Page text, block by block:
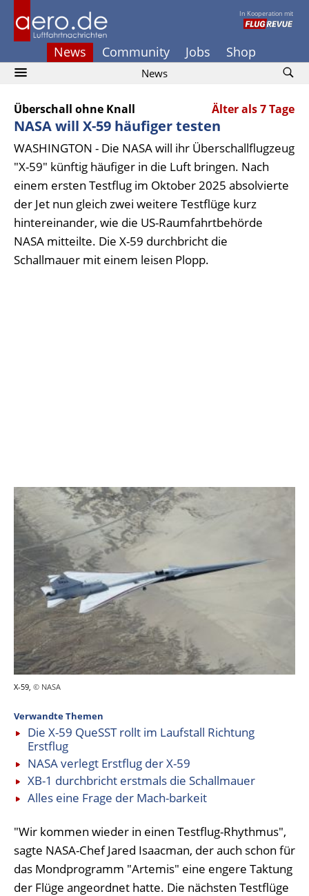
In Kooperation mit
News Community Jobs Shop
News
Überschall ohne Knall Älter als 7 Tage
NASA will X-59 häufiger testen
WASHINGTON - Die NASA will ihr Überschallflugzeug
"X-59" künftig häufiger in die Luft bringen. Nach
einem ersten Testflug im Oktober 2025 absolvierte
der Jet nun gleich zwei weitere Testflüge kurz
hintereinander, wie die US-Raumfahrtbehörde
NASA mitteilte. Die X-59 durchbricht die
Schallmauer mit einem leisen Plopp.
X-59, © NASA
Verwandte Themen
Die X-59 QueSST rollt im Laufstall Richtung
Erstflug
NASA verlegt Erstflug der X-59
XB-1 durchbricht erstmals die Schallmauer
Alles eine Frage der Mach-barkeit
"Wir kommen wieder in einen Testflug-Rhythmus",
sagte NASA-Chef Jared Isaacman, der auch schon für
das Mondprogramm "Artemis" eine engere Taktung
der Flüge angeordnet hatte. Die nächsten Testflüge